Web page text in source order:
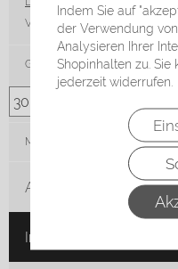
Indem Sie auf
der Verwendung
Analysieren Ihrer
Shopinhalten zu. Sie
jederzeit widerrufen.
VE:
Stck
Größe
Menge:
Auf die Merkliste
In den Warenkorb